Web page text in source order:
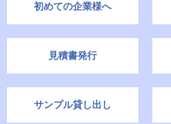
初めての企業様へ
見積書発行
サンプル貸し出し